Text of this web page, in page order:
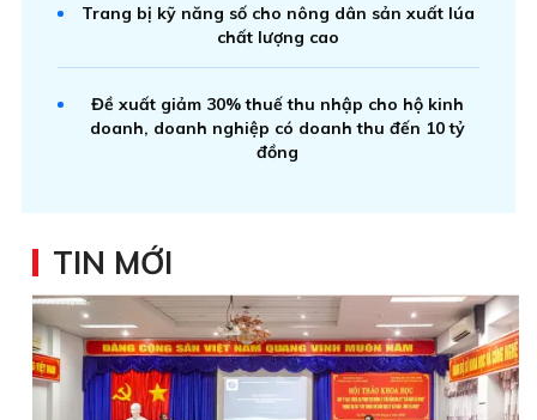
Trang bị kỹ năng số cho nông dân sản xuất lúa
chất lượng cao
Đề xuất giảm 30% thuế thu nhập cho hộ kinh
doanh, doanh nghiệp có doanh thu đến 10 tỷ
đồng
TIN MỚI